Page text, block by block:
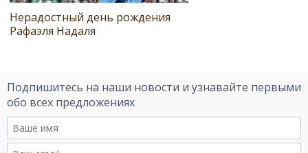
Нерадостный день рождения
Рафаэля Надаля
Подпишитесь на наши новости и узнавайте первыми
обо всех предложениях